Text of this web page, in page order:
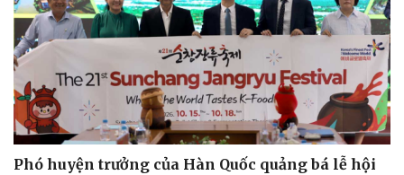
Phó huyện trưởng của Hàn Quốc quảng bá lễ hội